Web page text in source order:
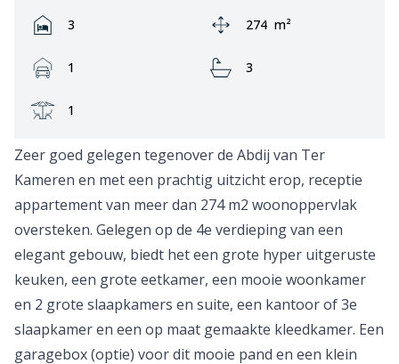
Rooms:
3 Area:
274 m²
Garage:
1 Bathrooms:
3
Terrace:
1
Zeer goed gelegen tegenover de Abdij van Ter
Kameren en met een prachtig uitzicht erop, receptie
appartement van meer dan 274 m2 woonoppervlak
oversteken. Gelegen op de 4e verdieping van een
elegant gebouw, biedt het een grote hyper uitgeruste
keuken, een grote eetkamer, een mooie woonkamer
en 2 grote slaapkamers en suite, een kantoor of 3e
slaapkamer en een op maat gemaakte kleedkamer. Een
garagebox (optie) voor dit mooie pand en een klein